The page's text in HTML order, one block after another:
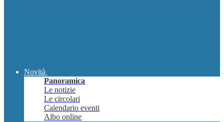
Novità
Panoramica
Le notizie
Le circolari
Calendario eventi
Albo online